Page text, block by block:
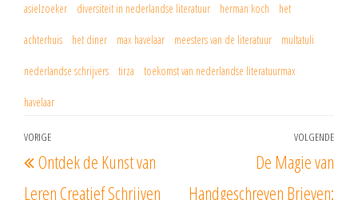
asielzoeker diversiteit in nederlandse literatuur herman koch het
achterhuis het diner max havelaar meesters van de literatuur multatuli
nederlandse schrijvers tirza toekomst van nederlandse literatuurmax
havelaar
Berichtnavigatie
Vorig
bericht
VORIGE
Ontdek de Kunst van
Leren Creatief Schrijven
VOLGENDE
De Magie van
Handgeschreven Brieven: